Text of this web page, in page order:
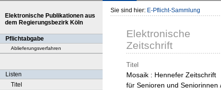
Elektronische Publikationen aus
dem Regierungsbezirk Köln
Pflichtabgabe
Ablieferungsverfahren
Listen
Titel
Sie sind hier: E-Pflicht-Sammlung
Elektronische
Zeitschrift
Titel
Mosaik : Hennefer Zeitschrift
für Senioren und Seniorinnen